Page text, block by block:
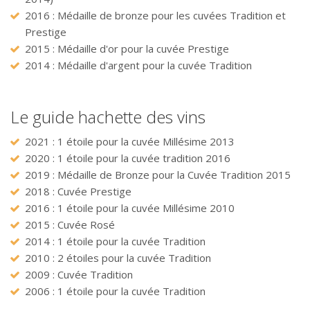
2016 : Médaille de bronze pour les cuvées Tradition et
Prestige
2015 : Médaille d'or pour la cuvée Prestige
2014 : Médaille d'argent pour la cuvée Tradition
Le guide hachette des vins
2021 : 1 étoile pour la cuvée Millésime 2013
2020 : 1 étoile pour la cuvée tradition 2016
2019 : Médaille de Bronze pour la Cuvée Tradition 2015
2018 : Cuvée Prestige
2016 : 1 étoile pour la cuvée Millésime 2010
2015 : Cuvée Rosé
2014 : 1 étoile pour la cuvée Tradition
2010 : 2 étoiles pour la cuvée Tradition
2009 : Cuvée Tradition
2006 : 1 étoile pour la cuvée Tradition